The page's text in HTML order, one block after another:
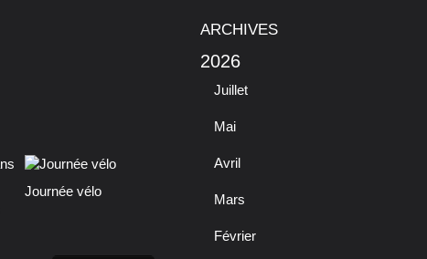
Journée vélo
ARCHIVES
2026
Juillet
Mai
Avril
Mars
Février